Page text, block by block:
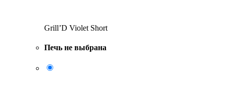
Grill’D Violet Short
Печь не выбрана